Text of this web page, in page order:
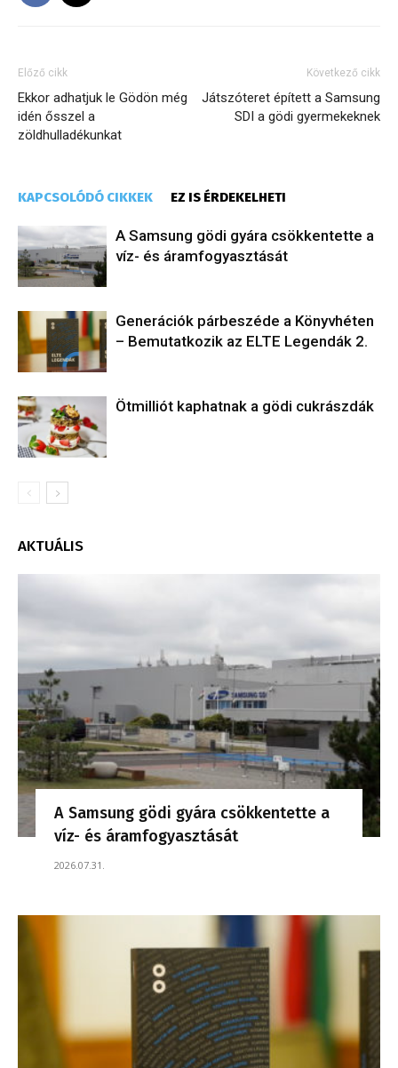
Előző cikk
Ekkor adhatjuk le Gödön még
idén ősszel a
zöldhulladékunkat
Következő cikk
Játszóteret épített a Samsung
SDI a gödi gyermekeknek
KAPCSOLÓDÓ CIKKEK EZ IS ÉRDEKELHETI
A Samsung gödi gyára csökkentette a
víz- és áramfogyasztását
Generációk párbeszéde a Könyvhéten
– Bemutatkozik az ELTE Legendák 2.
Ötmilliót kaphatnak a gödi cukrászdák
AKTUÁLIS
A Samsung gödi gyára csökkentette a
víz- és áramfogyasztását
2026.07.31.